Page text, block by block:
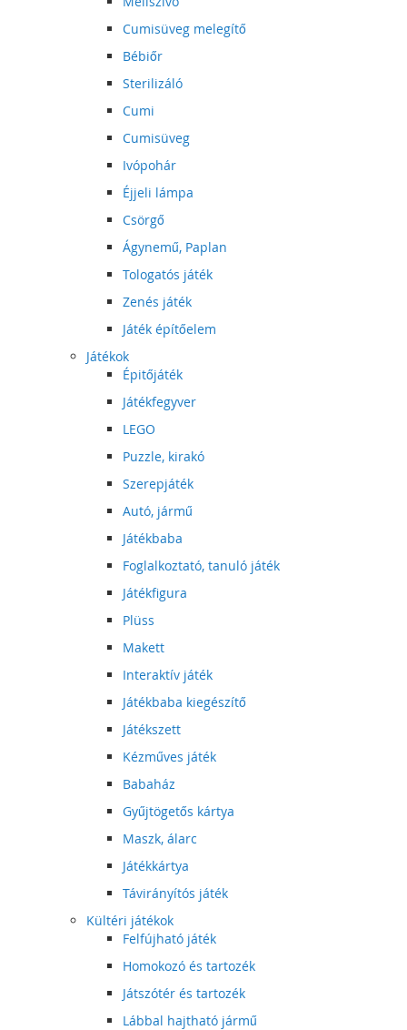
Cumisüveg melegítő
Bébiőr
Sterilizáló
Cumi
Cumisüveg
Ivópohár
Éjjeli lámpa
Csörgő
Ágynemű, Paplan
Tologatós játék
Zenés játék
Játék építőelem
Játékok
Épitőjáték
Játékfegyver
LEGO
Puzzle, kirakó
Szerepjáték
Autó, jármű
Játékbaba
Foglalkoztató, tanuló játék
Játékfigura
Plüss
Makett
Interaktív játék
Játékbaba kiegészítő
Játékszett
Kézműves játék
Babaház
Gyűjtögetős kártya
Maszk, álarc
Játékkártya
Távirányítós játék
Kültéri játékok
Felfújható játék
Homokozó és tartozék
Játszótér és tartozék
Lábbal hajtható jármű